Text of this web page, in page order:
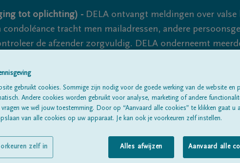
tot oplichting) - DELA ontvangt meldingen over
tracht men mailadressen, andere
de afzender zorgvuldig. DELA onderneemt
nooit volledig uit te sluiten, dus blijf waakzaam.
Alle rouwberichten Over ons
gebruikt cookies. Sommige zijn nodig voor de goede werking van de website en
Andere cookies worden gebruikt voor analyse, marketing of andere
we wél jouw toestemming. Door op “Aanvaard alle cookies” te klikken gaat u
van alle cookies op uw apparaat. Je kan ook je voorkeuren zelf instellen.
Alles afwijzen Aanvaard alle
zelf in